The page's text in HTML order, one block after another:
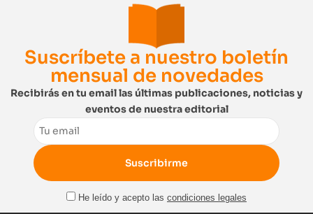
Suscríbete a nuestro boletín
mensual de novedades
Recibirás en tu email las últimas publicaciones, noticias y
eventos de nuestra editorial
Email
He leído y acepto las condiciones legales